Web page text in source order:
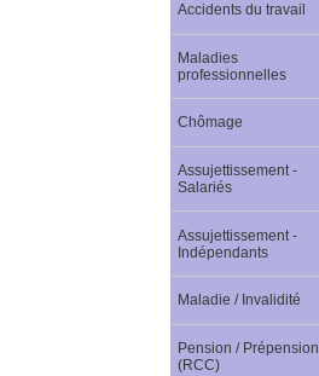
Accidents du travail
Maladies
professionnelles
Chômage
Assujettissement -
Salariés
Assujettissement -
Indépendants
Maladie / Invalidité
Pension / Prépension
(RCC)